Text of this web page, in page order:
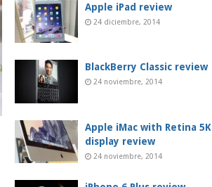
Apple iPad review
24 diciembre, 2014
BlackBerry Classic review
24 noviembre, 2014
Apple iMac with Retina 5K
display review
24 noviembre, 2014